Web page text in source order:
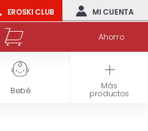
EROSKI CLUB MI CUENTA
Ahorro
Bebé Congelados
Más
productos